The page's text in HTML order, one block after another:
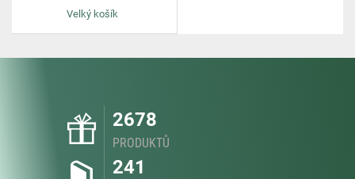
Velký košík
2678
PRODUKTŮ
241